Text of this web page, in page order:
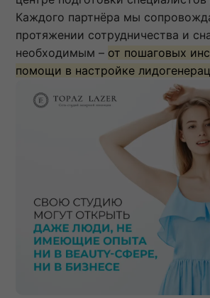
Каждого партнёра мы
протяжении сотрудничества и
необходимым – от пошаговых
помощи в настройке